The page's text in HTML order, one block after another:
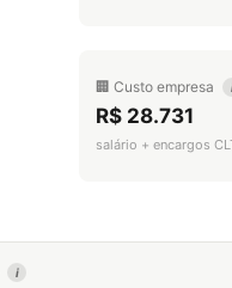
🏢 Custo empresa
R$ 28.731
salário + encargos
i